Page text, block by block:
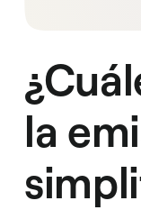
la